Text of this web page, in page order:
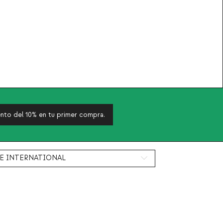
del 10% en tu primer compra.
INTERNATIONAL